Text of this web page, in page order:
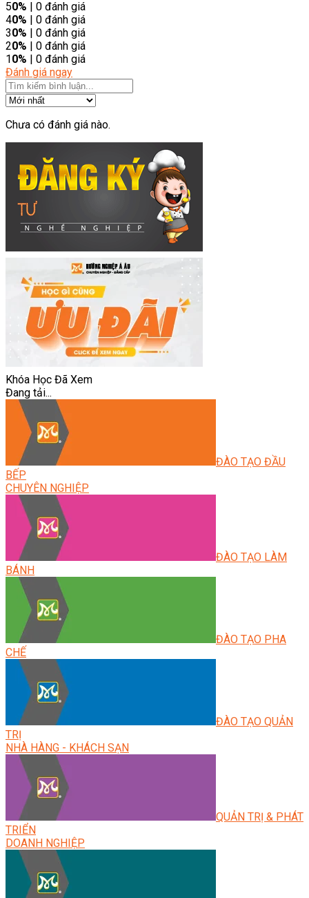
50% | 0 đánh giá
40% | 0 đánh giá
30% | 0 đánh giá
20% | 0 đánh giá
1 0% | 0 đánh giá
Đánh giá ngay
Chưa có đánh giá nào.
Khóa Học Đã Xem
Đang tải...
ĐÀO TẠO ĐẦU
BẾP
CHUYÊN NGHIỆP
ĐÀO TẠO LÀM
BÁNH
ĐÀO TẠO PHA
CHẾ
ĐÀO TẠO QUẢN
TRỊ
NHÀ HÀNG - KHÁCH SẠN
QUẢN TRỊ & PHÁT
TRIỂN
DOANH NGHIỆP